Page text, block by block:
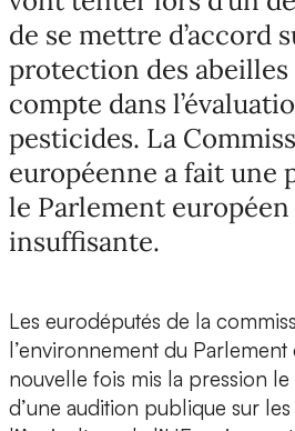
de se mettre d’accord
protection des
compte dans
pesticides. La
européenne a fait une
le Parlement
insuffisante.
Les eurodéputés de la
l’environnement du
nouvelle fois mis la pression le
d’une audition publique sur